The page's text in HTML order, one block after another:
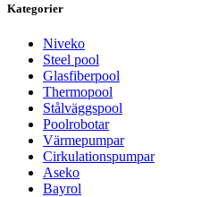
Kategorier
Niveko
Steel pool
Glasfiberpool
Thermopool
Stålväggspool
Poolrobotar
Värmepumpar
Cirkulationspumpar
Aseko
Bayrol